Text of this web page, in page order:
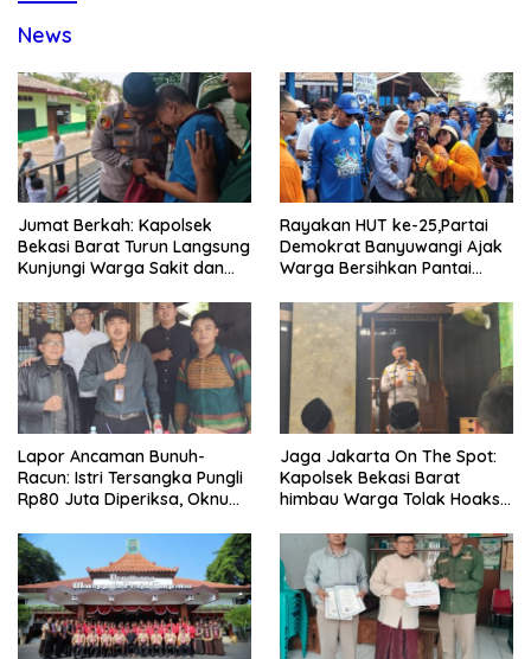
News
Jumat Berkah: Kapolsek
Bekasi Barat Turun Langsung
Kunjungi Warga Sakit dan
Rayakan HUT ke-25,Partai
Demokrat Banyuwangi Ajak
Warga Bersihkan Pantai
Lapor Ancaman Bunuh-
Racun: Istri Tersangka Pungli
Rp80 Juta Diperiksa, Oknum
Disdagperin
Jaga Jakarta On The Spot:
Kapolsek Bekasi Barat
himbau Warga Tolak Hoaks
Sholat Jumat